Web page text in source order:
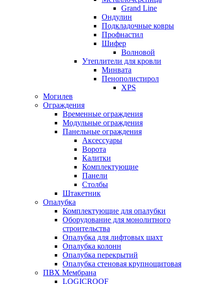
Grand Line
Ондулин
Подкладочные ковры
Профнастил
Шифер
Волновой
Утеплители для кровли
Минвата
Пенополистирол
XPS
Могилев
Ограждения
Временные ограждения
Модульные ограждения
Панельные ограждения
Аксессуары
Ворота
Калитки
Комплектующие
Панели
Столбы
Штакетник
Опалубка
Комплектующие для опалубки
Оборудование для монолитного
строительства
Опалубка для лифтовых шахт
Опалубка колонн
Опалубка перекрытий
Опалубка стеновая крупнощитовая
ПВХ Мембрана
LOGICROOF